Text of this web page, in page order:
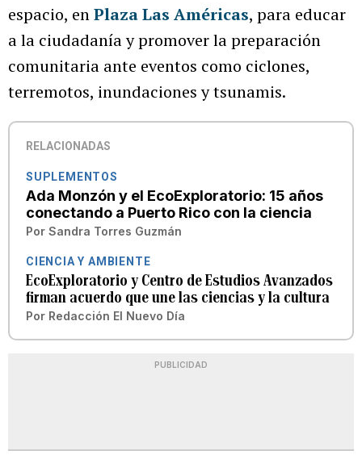
espacio, enPlaza Las Américas, para educar
a la ciudadanía y promover la preparación
comunitaria ante eventos como ciclones,
terremotos, inundaciones y tsunamis.
RELACIONADAS
SUPLEMENTOS
Ada Monzón y el EcoExploratorio: 15 años
conectando a Puerto Rico con la ciencia
Por Sandra Torres Guzmán
CIENCIA Y AMBIENTE
EcoExploratorio y Centro de Estudios Avanzados
firman acuerdo que une las ciencias y la cultura
Por Redacción El Nuevo Día
PUBLICIDAD